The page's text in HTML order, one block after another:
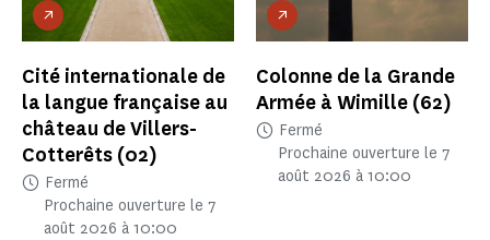
Cité internationale de
la langue française au
château de Villers-
Cotterêts (02)
Fermé
Prochaine ouverture le 7
août 2026 à 10:00
Colonne de la Grande
Armée à Wimille (62)
Fermé
Prochaine ouverture le 7
août 2026 à 10:00